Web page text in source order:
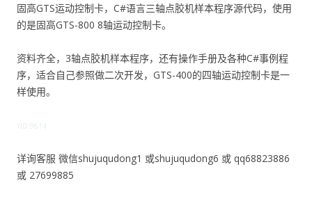
固高GTS运动控制卡，C#语言三轴点胶机样本程序源代码，使用
的是固高GTS-800 8轴运动控制卡。
资料齐全，3轴点胶机样本程序，还有操作手册及各种C#事例程
序，适合自己参照做二次开发，GTS-400的四轴运动控制卡是一
样使用。
YID:9614
详询客服 微信shujuqudong1 或shujuqudong6 或 qq68823886
或 27699885